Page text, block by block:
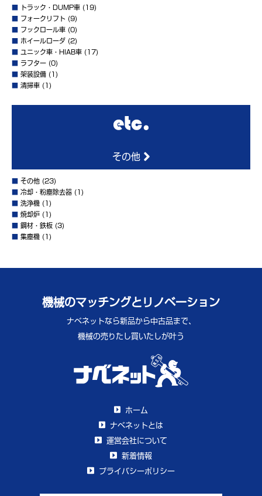
トラック・DUMP車 (19)
フォークリフト (9)
フックロール車 (0)
ホイールローダ (2)
ユニック車・HIAB車 (17)
ラフター (0)
架装設備 (1)
清掃車 (1)
その他
その他 (23)
冷却・粉塵除去器 (1)
洗浄機 (1)
焼却炉 (1)
鋼材・鉄板 (3)
集塵機 (1)
機械のマッチングとリノベーション
ナベネットなら新品から中古品まで、
機械の売りたし買いたしが叶う
ホーム
ナベネットとは
運営会社について
新着情報
プライバシーポリシー